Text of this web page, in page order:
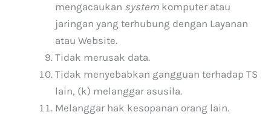
mengacaukan system komputer atau
jaringan yang terhubung dengan Layanan
atau Website.
Tidak merusak data.
Tidak menyebabkan gangguan terhadap TS
lain, (k) melanggar asusila.
Melanggar hak kesopanan orang lain.